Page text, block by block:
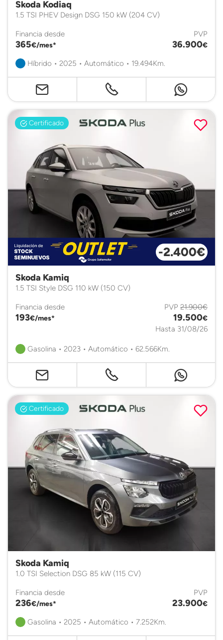
Skoda Kodiaq
1.5 TSI PHEV Design DSG 150 kW (204 CV)
Financia desde
365€/mes*
PVP
36.900€
Híbrido • 2025 • Automático • 19.494Km.
Certificado
-2.400€
Skoda Kamiq
1.5 TSI Style DSG 110 kW (150 CV)
Financia desde
193€/mes*
PVP 21.900€
19.500€
Hasta 31/08/26
Gasolina • 2023 • Automático • 62.566Km.
Certificado
Skoda Kamiq
1.0 TSI Selection DSG 85 kW (115 CV)
Financia desde
236€/mes*
PVP
23.900€
Gasolina • 2025 • Automático • 7.252Km.